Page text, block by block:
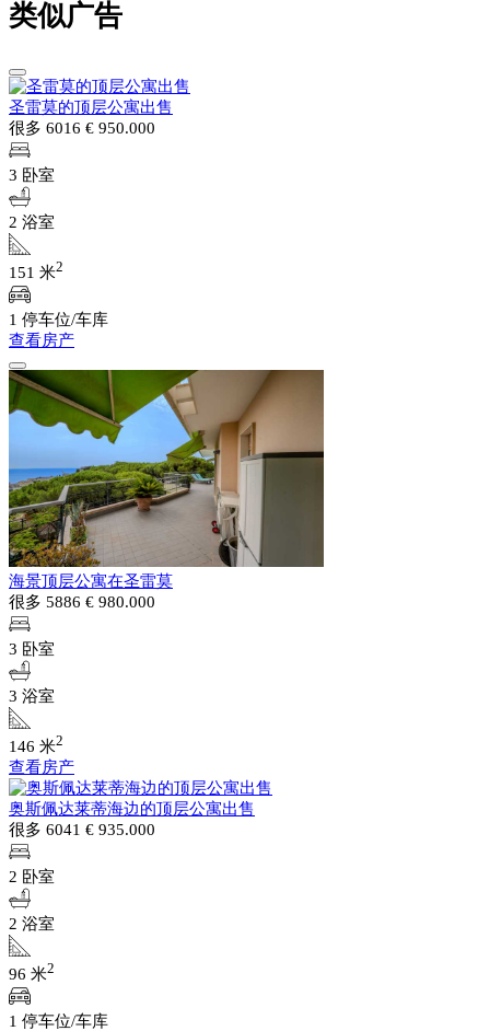
类似广告
圣雷莫的顶层公寓出售
很多 6016 € 950.000
3 卧室
2 浴室
151 米2
1 停车位/车库
查看房产
海景顶层公寓在圣雷莫
很多 5886 € 980.000
3 卧室
3 浴室
146 米2
查看房产
奥斯佩达莱蒂海边的顶层公寓出售
很多 6041 € 935.000
2 卧室
2 浴室
96 米2
1 停车位/车库